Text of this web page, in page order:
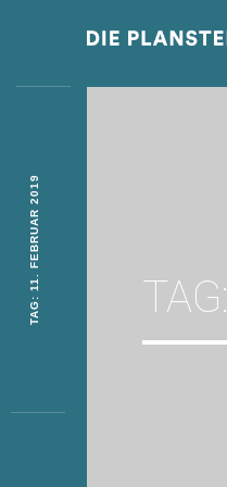
TAG:
TAG: 11. FEBRUAR 2019